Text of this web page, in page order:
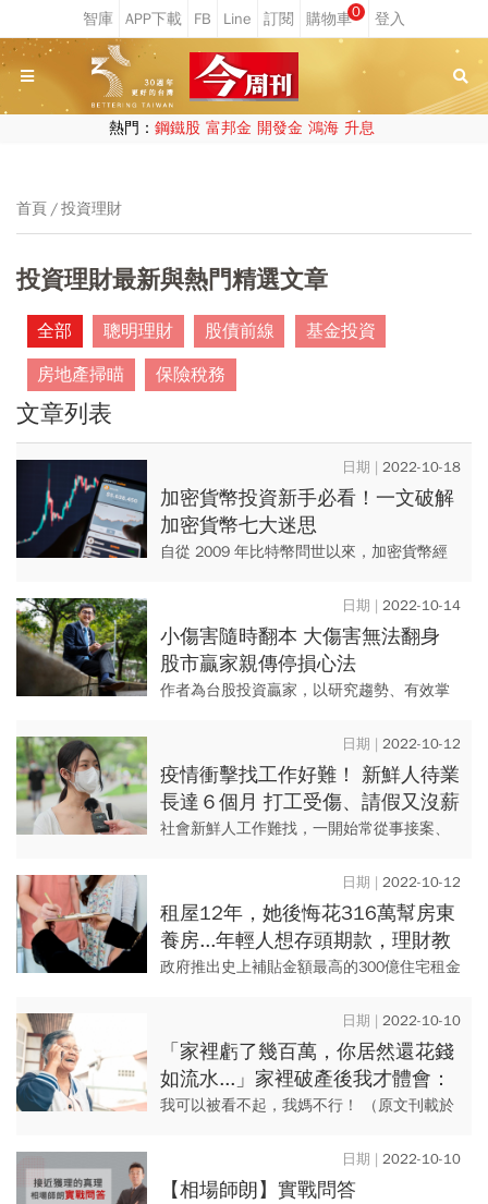
0
熱門： 鋼鐵股 富邦金 開發金 鴻海 升息
首頁 投資理財
投資理財最新與熱門精選文章
全部 聰明理財 股債前線
基金投資
房地產掃瞄
保險稅務
文章列表
2022-10-18
加密貨幣投資新手必看！一文破解
加密貨幣七大迷思
自從 2009 年比特幣問世以來，加密貨幣經
者已經超過 2 億 9 千萬人。但根據加密貨幣
AT...
2022-10-14
小傷害隨時翻本 大傷害無法翻身
股市贏家親傳停損心法
作者為台股投資贏家，以研究趨勢、有效掌
投資人應該將停損看成買保險，繳交保險
費，不是為了拚賠償金，是為了...
2022-10-12
疫情衝擊找工作好難！ 新鮮人待業
長達６個月 打工受傷、請假又沒薪
水怎麼辦？ 全台首創青年職場保險
社會新鮮人工作難找，一開始常從事接案、
安全的就業保障，新北市青年局推出《青
年，好險有你》計畫，補足新鮮...
2022-10-12
租屋12年，她後悔花316萬幫房東
養房...年輕人想存頭期款，理財教
母教你：這樣做6年存200萬
政府推出史上補貼金額最高的300億住宅租金
但根據網路調查，卻有33.8％民眾擔憂申請
補貼後，「房東會漲...
2022-10-10
「家裡虧了幾百萬，你居然還花錢
如流水...」家裡破產後我才體會：
長大最爽的事就是賺錢給父母
我可以被看不起，我媽不行！ （原文刊載於
2022-10-10
【相場師朗】實戰問答